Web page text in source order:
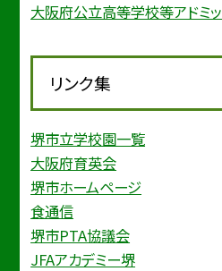
大阪府公立高等学校等アドミ
リンク集
堺市立学校園一覧
大阪府育英会
堺市ホームページ
食通信
堺市PTA協議会
JFAアカデミー堺